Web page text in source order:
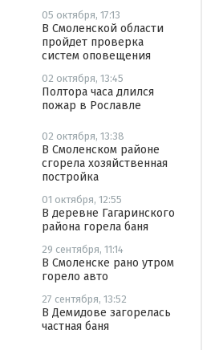
05 октября, 17:13
В Смоленской области
пройдет проверка
систем оповещения
02 октября, 13:45
Полтора часа длился
пожар в Рославле
02 октября, 13:38
В Смоленском районе
сгорела хозяйственная
постройка
01 октября, 12:55
В деревне Гагаринского
района горела баня
29 сентября, 11:14
В Смоленске рано утром
горело авто
27 сентября, 13:52
В Демидове загорелась
частная баня